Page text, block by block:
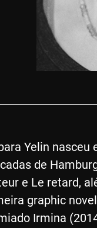
Yelin nasceu
de
e Le retard,
graphic
Irmina